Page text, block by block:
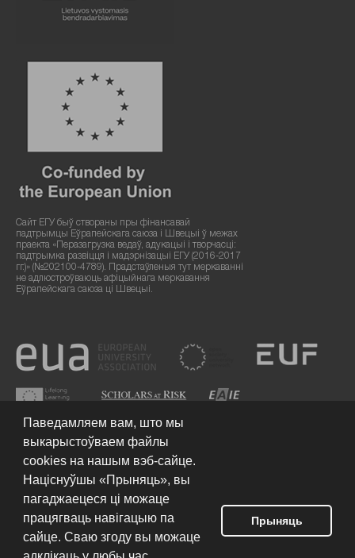
Сайт ЕГУ быў створаны пры фінансавай
падтрымцы Еўрапейскага саюза і Швецыі ў межах
праекта «Перазагрузка ведаў, адукацыі і творчасці:
падтрымка развіцця і мадэрнізацыі ЕГУ (2016-2017
гг.)» (№202100-4789). Прадстаўленыя тут меркаванні
не адлюстроўваюць афіцыйнага меркавання
Еўрапейскага саюза ці Швецыі.
Умовы выкарыстання сайта © 2026 Еўрапейскі гуманітарны
ўніверсітэт
Паведамляем вам, што мы
выкарыстоўваем файлы
cookies на нашым вэб-сайце.
Націснуўшы «Прыняць», вы
пагаджаецеся ці можаце
працягваць навігацыю па
сайце. Сваю згоду вы можаце
Прыняць